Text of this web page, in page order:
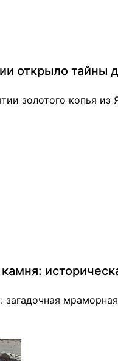
открыло
золотого копья